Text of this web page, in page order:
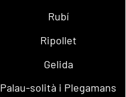
Rubí
Ripollet
Gelida
Palau-solità i Plegamans